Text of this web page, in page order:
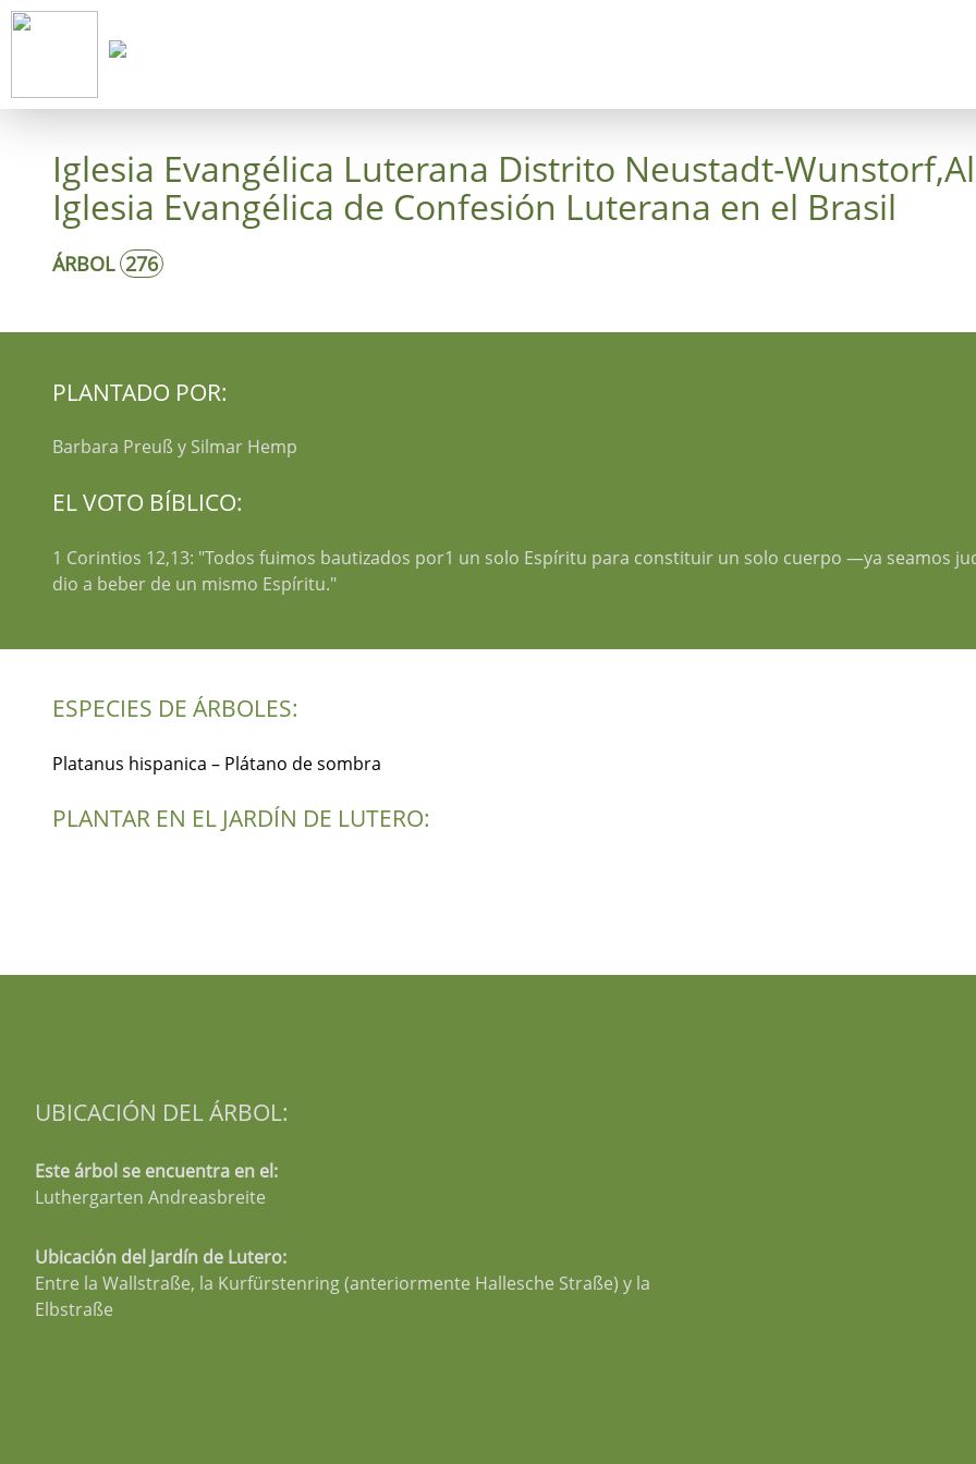
Iglesia Evangélica Luterana Distrito Neustadt-
Iglesia Evangélica de Confesión Luterana en el Brasil
ÁRBOL 276
PLANTADO POR:
Barbara Preuß y Silmar Hemp
EL VOTO BÍBLICO:
1 Corintios 12,13: "Todos fuimos bautizados por1 un solo Espíritu para constituir un solo cuerpo —ya seamos
dio a beber de un mismo Espíritu."
ESPECIES DE ÁRBOLES:
Platanus hispanica – Plátano de sombra
PLANTAR EN EL JARDÍN DE LUTERO:
UBICACIÓN DEL ÁRBOL:
Este árbol se encuentra en el:
Luthergarten Andreasbreite
Ubicación del Jardín de Lutero:
Entre la Wallstraße, la Kurfürstenring (anteriormente Hallesche Straße) y la
Elbstraße